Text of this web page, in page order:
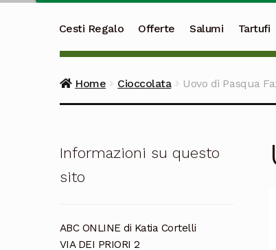
Cesti Regalo Offerte Salumi Tartufi
Home Cioccolata Uovo di Pasqua
Informazioni su questo
sito
ABC ONLINE di Katia Cortelli
VIA DEI PRIORI 2